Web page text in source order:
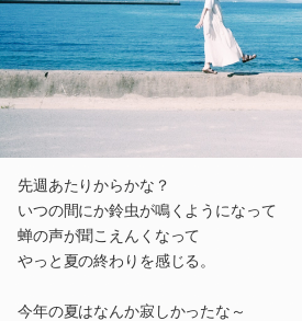
先週あたりからかな？
いつの間にか鈴虫が鳴くようになって
蝉の声が聞こえんくなって
やっと夏の終わりを感じる。
今年の夏はなんか寂しかったな～